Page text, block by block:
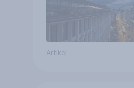
Artikel